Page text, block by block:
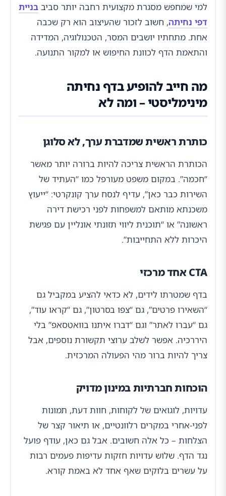
למי שמחפש מסגרת מקצועית רחבה יותר סביב בניית
דפי נחיתה, חשוב לזכור שהעיצוב הוא רק שכבה
אחת. מתחתיו יושבים המסר, הטכנולוגיה, המדידה
והתאמת הדף לכוונת החיפוש או למקור התנועה.
מה חייב להופיע בדף נחיתה
מינימליסטי – ומה לא
כותרת ראשית שמדברת ערך, לא סלוגן
הכותרת הראשית צריכה להיות ברורה יותר מאשר
“חכמה”. במקום משפט מעורפל כמו “העתיד של
השירות כבר כאן”, עדיף לנסח ערך קונקרטי: “ייעוץ
משכנתא מותאם למשפחות לפני רכישת דירה
ראשונה” או “תוכנית ליווי תזונתי אונליין עם פגישת
היכרות ללא התחייבות”.
CTA אחד מרכזי
בדף שמטרתו לידים, לא כדאי להציע במקביל גם
“השאירו פרטים”, גם “צפו בסרטון”, גם “קראו עוד”,
גם “עברו לאתר” וגם “דברו איתנו בוואטסאפ” בלי
היררכיה. אפשר לשלב ערוצי תקשורת נוספים, אבל
צריך להיות ברור מהי הפעולה המרכזית.
הוכחות חברתיות במינון מדויק
עדויות, לוגואים של לקוחות, חוות דעת, תמונות
לפני-אחרי במקרים רלוונטיים, או תיאור קצר של
הצלחות – כל אלה חשובים. אבל גם כאן, עודף פועל
נגד הדף. שלוש עדויות חזקות עדיפות פעמים רבות
על עשרים בלוקים שאף אחד לא באמת קורא.